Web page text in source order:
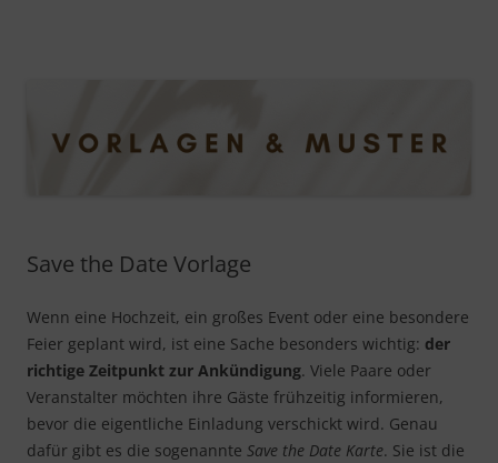
Save the Date Vorlage
Wenn eine Hochzeit, ein großes Event oder eine besondere
Feier geplant wird, ist eine Sache besonders wichtig: der
richtige Zeitpunkt zur Ankündigung. Viele Paare oder
Veranstalter möchten ihre Gäste frühzeitig informieren,
bevor die eigentliche Einladung verschickt wird. Genau
dafür gibt es die sogenannte Save the Date Karte. Sie ist die